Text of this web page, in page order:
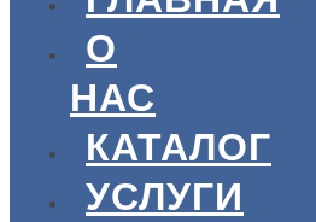
О
НАС
КАТАЛОГ
УСЛУГИ